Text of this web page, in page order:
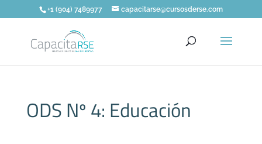
+1 (904) 7489977 capacitarse@cursosderse.com
ODS Nº 4: Educación